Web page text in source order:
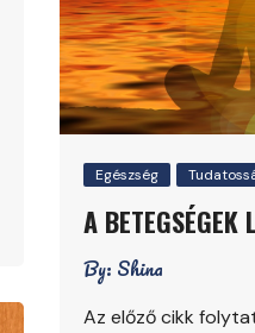
Egészség
A
By: Shina
Az előző cikk